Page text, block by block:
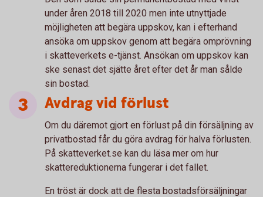
under åren 2018 till 2020 men inte utnyttjade
möjligheten att begära uppskov, kan i efterhand
ansöka om uppskov genom att begära omprövning
i skatteverkets e-tjänst. Ansökan om uppskov kan
ske senast det sjätte året efter det år man sålde
sin bostad.
Avdrag vid förlust
Om du däremot gjort en förlust på din försäljning av
privatbostad får du göra avdrag för halva förlusten.
På skatteverket.se kan du läsa mer om hur
skattereduktionerna fungerar i det fallet.
En tröst är dock att de flesta bostadsförsäljningar